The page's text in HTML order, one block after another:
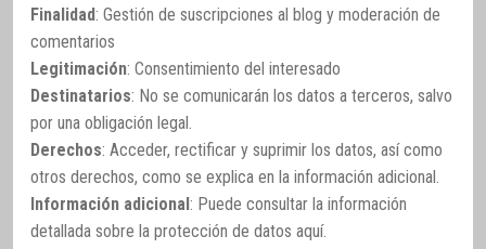
Finalidad: Gestión de suscripciones al blog y moderación de
comentarios
Legitimación: Consentimiento del interesado
Destinatarios: No se comunicarán los datos a terceros, salvo
por una obligación legal.
Derechos: Acceder, rectificar y suprimir los datos, así como
otros derechos, como se explica en la información adicional.
Información adicional: Puede consultar la información
detallada sobre la protección de datos aquí.